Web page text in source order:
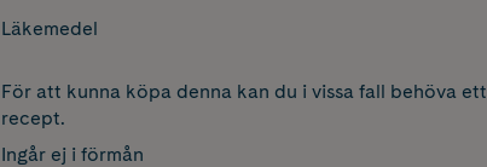
Läkemedel
För att kunna köpa denna kan du i vissa fall behöva ett
recept.
Ingår ej i förmån